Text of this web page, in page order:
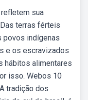
sua
terras férteis
povos indígenas
e os escravizados
hábitos alimentares
isso. Webos 10
tradição dos